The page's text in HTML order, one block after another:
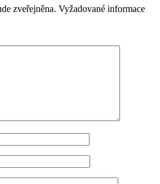
zveřejněna. Vyžadované informace